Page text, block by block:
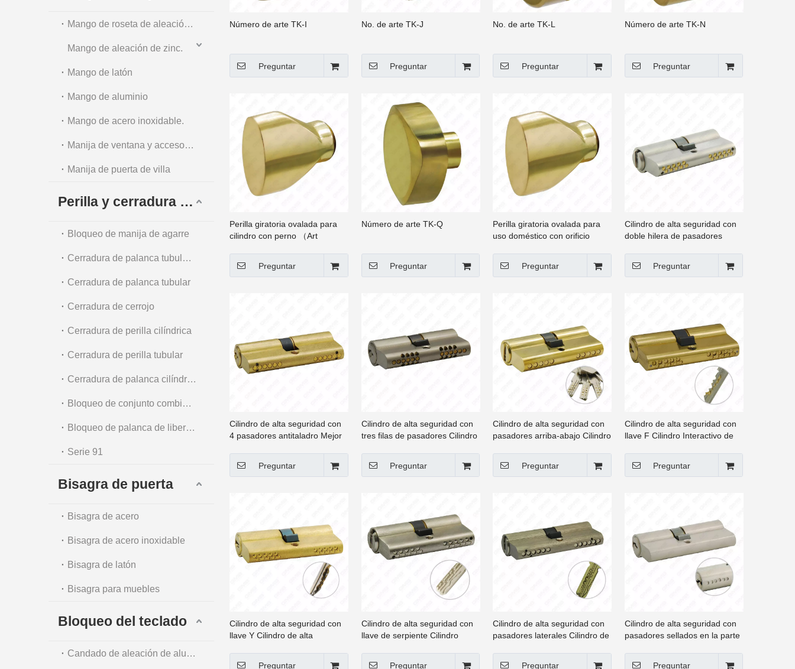
Mango de roseta de aleación de zinc
Mango de aleación de zinc.
Mango de latón
Mango de aluminio
Mango de acero inoxidable.
Manija de ventana y accesorios
Manija de puerta de villa
Perilla y cerradura tubular
Bloqueo de manija de agarre
Cerradura de palanca tubular de alta resistencia
Cerradura de palanca tubular
Cerradura de cerrojo
Cerradura de perilla cilíndrica
Cerradura de perilla tubular
Cerradura de palanca cilíndrica
Bloqueo de conjunto combinado
Bloqueo de palanca de liberación automática
Serie 91
Bisagra de puerta
Bisagra de acero
Bisagra de acero inoxidable
Bisagra de latón
Bisagra para muebles
Bloqueo del teclado
Candado de aleación de aluminio
Número de arte TK-I
Preguntar
No. de arte TK-J
Preguntar
No. de arte TK-L
Preguntar
Número de arte TK-N
Preguntar
Perilla giratoria ovalada para
cilindro con perno （Art
Preguntar
Número de arte TK-Q
Preguntar
Perilla giratoria ovalada para
uso doméstico con orificio
Preguntar
Cilindro de alta seguridad con
doble hilera de pasadores
para puerta [GMB-CY-20]
Preguntar
Cilindro de alta seguridad con
4 pasadores antitaladro Mejor
21]
Preguntar
Cilindro de alta seguridad con
tres filas de pasadores Cilindro
[GMB-CY-22]
Preguntar
Cilindro de alta seguridad con
pasadores arriba-abajo Cilindro
[GMB-CY-23]
Preguntar
Cilindro de alta seguridad con
llave F Cilindro Interactivo de
Preguntar
Cilindro de alta seguridad con
llave Y Cilindro de alta
Preguntar
Cilindro de alta seguridad con
llave de serpiente Cilindro
Preguntar
Cilindro de alta seguridad con
pasadores laterales Cilindro de
Preguntar
Cilindro de alta seguridad con
pasadores sellados en la parte
Preguntar